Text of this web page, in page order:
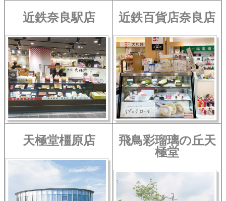
近鉄奈良駅店 近鉄百貨店奈良店
天極堂橿原店
飛鳥彩瑠璃の丘天
極堂